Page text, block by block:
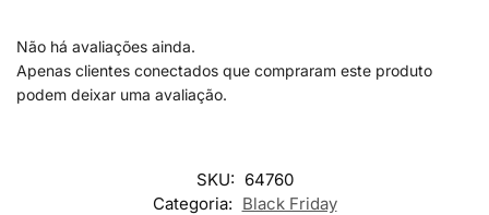
Não há avaliações ainda.
Apenas clientes conectados que compraram este produto
podem deixar uma avaliação.
SKU: 64760
Categoria: Black Friday